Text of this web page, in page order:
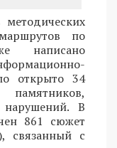
по
написано
открыто 34
нарушений. В
861 сюжет
связанный с